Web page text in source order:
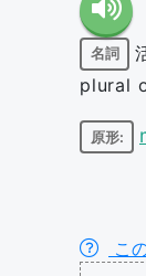
名詞
plural
原形:
こ